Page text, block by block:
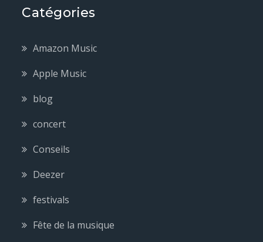
Catégories
Amazon Music
Apple Music
blog
concert
Conseils
Deezer
festivals
Fête de la musique